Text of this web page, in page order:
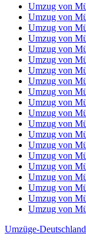
Umzug von
Umzug von
Umzug von
Umzug von
Umzug von
Umzug von
Umzug von
Umzug von
Umzug von
Umzug von
Umzug von
Umzug von
Umzug von
Umzug von
Umzug von
Umzug von
Umzug von
Umzug von
Umzug von
Umzug von
Umzüge-